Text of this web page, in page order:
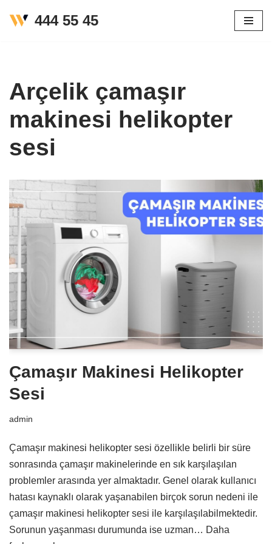
444 55 45
Arçelik çamaşır
makinesi helikopter
sesi
Çamaşır Makinesi Helikopter
Sesi
admin
Çamaşır makinesi helikopter sesi özellikle belirli bir süre
sonrasında çamaşır makinelerinde en sık karşılaşılan
problemler arasında yer almaktadır. Genel olarak kullanıcı
hatası kaynaklı olarak yaşanabilen birçok sorun nedeni ile
çamaşır makinesi helikopter sesi ile karşılaşılabilmektedir.
Sorunun yaşanması durumunda ise uzman… Daha